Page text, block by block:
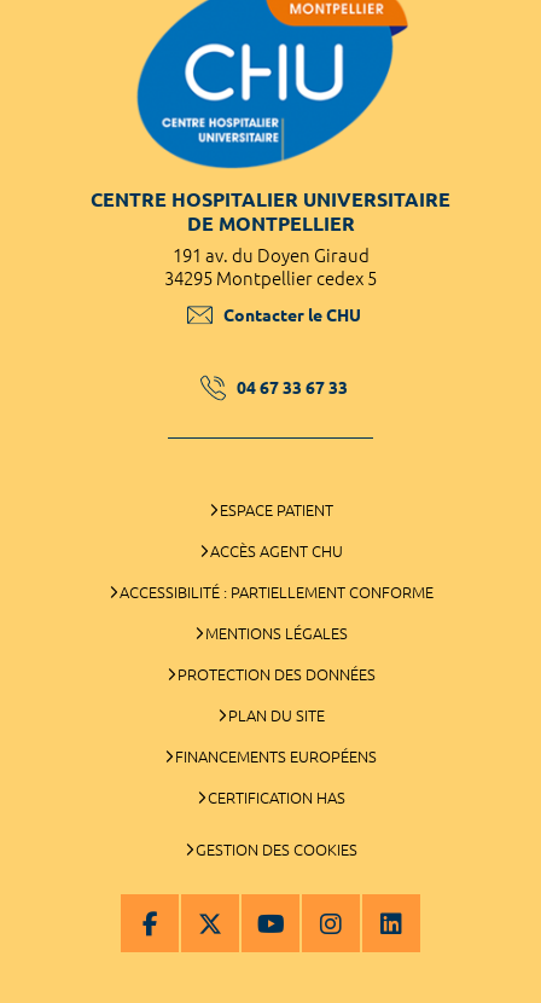
CENTRE HOSPITALIER UNIVERSITAIRE
DE MONTPELLIER
191 av. du Doyen Giraud
34295 Montpellier cedex 5
Contacter le CHU
04 67 33 67 33
ESPACE PATIENT
ACCÈS AGENT CHU
ACCESSIBILITÉ : PARTIELLEMENT CONFORME
MENTIONS LÉGALES
PROTECTION DES DONNÉES
PLAN DU SITE
FINANCEMENTS EUROPÉENS
CERTIFICATION HAS
GESTION DES COOKIES